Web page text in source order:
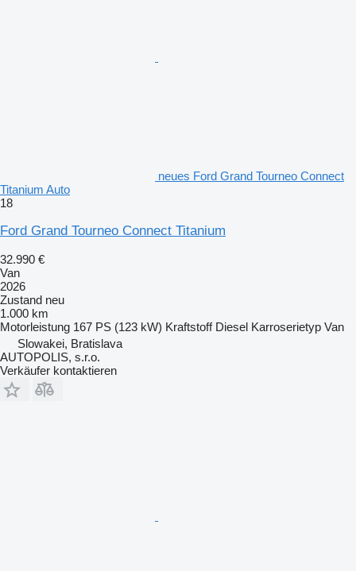
neues Ford Grand Tourneo Connect
Titanium Auto
18
Ford Grand Tourneo Connect Titanium
32.990 €
Van
2026
Zustand neu
1.000 km
Motorleistung 167 PS (123 kW) Kraftstoff Diesel Karroserietyp Van
Slowakei, Bratislava
AUTOPOLIS, s.r.o.
Verkäufer kontaktieren